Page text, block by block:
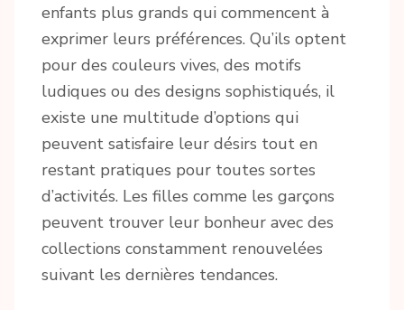
enfants plus grands qui commencent à
exprimer leurs préférences. Qu’ils optent
pour des couleurs vives, des motifs
ludiques ou des designs sophistiqués, il
existe une multitude d’options qui
peuvent satisfaire leur désirs tout en
restant pratiques pour toutes sortes
d’activités. Les filles comme les garçons
peuvent trouver leur bonheur avec des
collections constamment renouvelées
suivant les dernières tendances.